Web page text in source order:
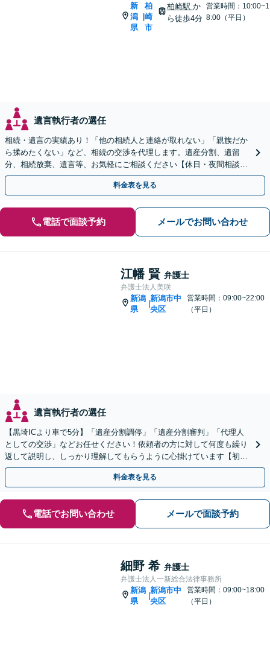
新
潟
県
柏
崎
市
柏崎駅 か
ら徒歩4分
営業時間：10:00~1
8:00（平日）
遺言執行者の選任
相続・遺言の実績あり！「他の相続人と連絡が取れない」「親族だか
ら揉めたくない」など、相続の交渉を代理します。遺産分割、遺留
分、相続放棄、遺言等、お気軽にご相談ください【休日・夜間相談
可】【柏崎駅4分】【近隣駐車場あり】【弁護士歴10年以上】
料金表を見る
電話で面談予約 メールでお問い合わせ
江幡 賢 弁護士
弁護士法人美咲
新潟
県
|
新潟市中
央区
営業時間：09:00~22:00
（平日）
遺言執行者の選任
【黒埼ICより車で5分】「遺産分割調停」「遺産分割審判」「代理人
としての交渉」などお任せください！依頼者の方に対して何度も繰り
返して説明し、しっかり理解してもらうように心掛けています【初回
相談は無料】
料金表を見る
電話でお問い合わせ メールで面談予約
細野 希 弁護士
弁護士法人一新総合法律事務所
新潟
県
|
新潟市中
央区
営業時間：09:00~18:00
（平日）